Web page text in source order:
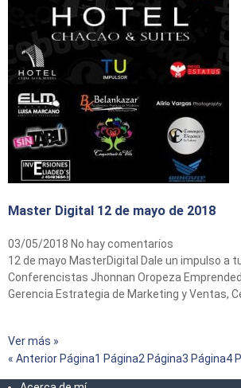
Master Digital 12 de mayo de 2018
03/05/2018 No hay comentarios
12 de mayo MasterDigital Dale un impulso a
Conferencistas Jhonnan Oropeza
Gerencia Estrategia de Marketing y Ventas,
Ver más »
« Anterior Página1 Página2 Página3 Página4